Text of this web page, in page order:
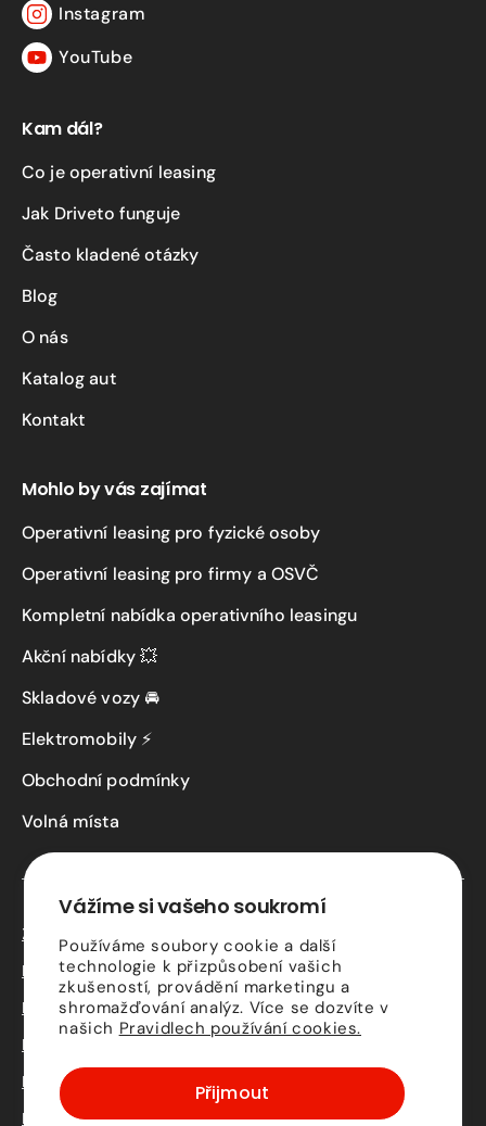
Vážíme si vašeho soukromí
Používáme soubory cookie a další
technologie k přizpůsobení vašich
zkušeností, provádění marketingu a
shromažďování analýz. Více se dozvíte v
našich Pravidlech používání cookies.
Přijmout
Instagram
Instagram
YouTubeYouTube
Kam dál?
Co je operativní leasing
Jak Driveto funguje
Často kladené otázky
Blog
O nás
Katalog aut
Kontakt
Mohlo by vás zajímat
Operativní leasing pro fyzické osoby
Operativní leasing pro firmy a OSVČ
Kompletní nabídka operativního leasingu
Akční nabídky 💥
Skladové vozy 🚘
Elektromobily ⚡
Obchodní podmínky
Volná místa
Zásady ochrany osobních údajů
Kontaktní údaje
Podmínky služby Driveto
Podmínky předání vozidla
Právní upozornění
Podmínky ukončení smlouvy